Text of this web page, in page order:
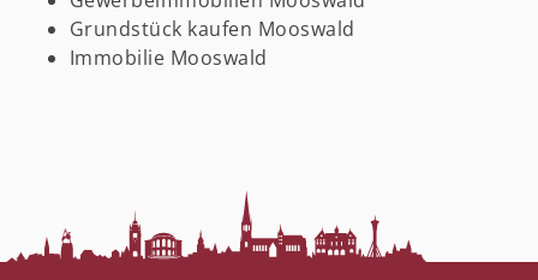
Grundstück kaufen Mooswald
Immobilie Mooswald